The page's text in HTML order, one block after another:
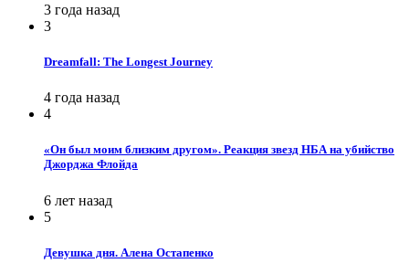
3 года назад
3
Dreamfall: The Longest Journey
4 года назад
4
«Он был моим близким другом». Реакция звезд НБА на убийство
Джорджа Флойда
6 лет назад
5
Девушка дня. Алена Остапенко